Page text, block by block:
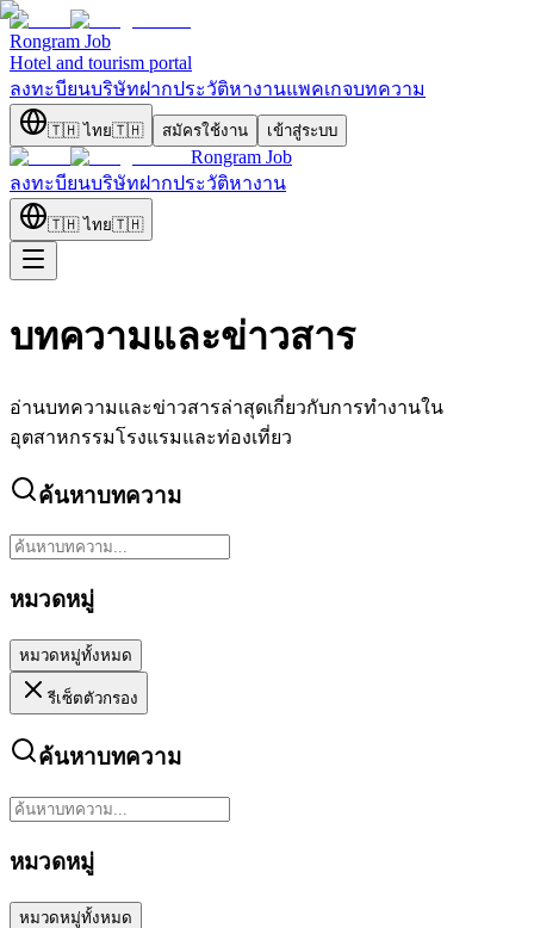
Rongram Job
Hotel and tourism portal
ลงทะบียนบริษัทฝากประวัติหางานแพคเกจบทความ
🇹🇭 ไทย🇹🇭 สมัครใช้งาน เข้าสู่ระบบ
Rongram Job
ลงทะบียนบริษัทฝากประวัติหางาน
🇹🇭 ไทย🇹🇭
บทความและข่าวสาร
อ่านบทความและข่าวสารล่าสุดเกี่ยวกับการทำงานใน
อุตสาหกรรมโรงแรมและท่องเที่ยว
ค้นหาบทความ
หมวดหมู่
หมวดหมู่ทั้งหมด
รีเซ็ตตัวกรอง
ค้นหาบทความ
หมวดหมู่
หมวดหมู่ทั้งหมด